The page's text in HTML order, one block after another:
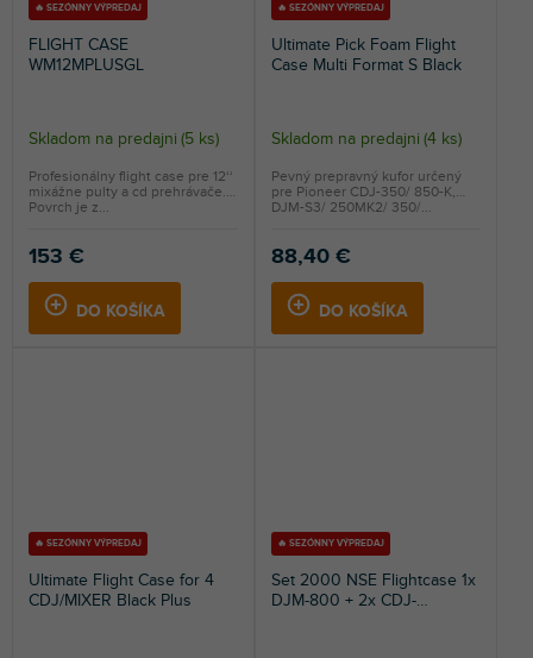
🔥 SEZÓNNY VÝPREDAJ
FLIGHT CASE
WM12MPLUSGL
Skladom na predajni (5 ks)
153 €
DO KOŠÍKA
Profesionálny flight case pre 12‘‘
mixážne pulty a cd prehrávače.
Povrch je z...
🔥 SEZÓNNY VÝPREDAJ
Ultimate Pick Foam Flight
Case Multi Format S Black
Skladom na predajni (4 ks)
88,40 €
DO KOŠÍKA
Pevný prepravný kufor určený
pre Pioneer CDJ-350/ 850-K,
DJM-S3/ 250MK2/ 350/...
🔥 SEZÓNNY VÝPREDAJ
Ultimate Flight Case for 4
CDJ/MIXER Black Plus
🔥 SEZÓNNY VÝPREDAJ
Set 2000 NSE Flightcase 1x
DJM-800 + 2x CDJ-